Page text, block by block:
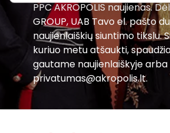
PPC AKROPOLIS naujienas.
GROUP, UAB Tavo el. pašto
naujienlaiškių siuntimo tikslu.
kuriuo metu atšaukti,
gautame naujienlaiškyje
privatumas@akropolis.lt.